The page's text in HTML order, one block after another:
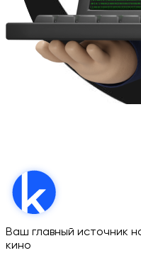
Ваш главный источник
кино